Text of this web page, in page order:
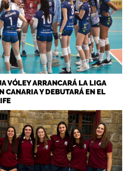
VÓLEY ARRANCARÁ LA LIGA
CANARIA Y DEBUTARÁ EN EL